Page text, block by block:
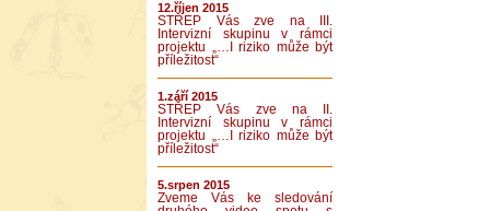
12.říjen 2015
STŘEP Vás zve na III.
Intervizní skupinu v rámci
projektu „…I riziko může být
příležitost“
1.září 2015
STŘEP Vás zve na II.
Intervizní skupinu v rámci
projektu „…I riziko může být
příležitost“
5.srpen 2015
Zveme Vás ke sledování